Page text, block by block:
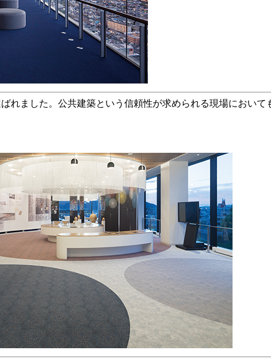
れました。公共建築という信頼性が求められる現場において